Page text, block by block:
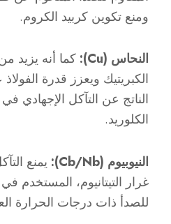
ومنع تكوين كربيد الكروم.
النحاس (Cu):
كما أنه يزيد
الكبريتيك ويعزز قدرة
الناتج عن التآكل الإجهادي
الكلوريد.
النيوبيوم (Cb/Nb):
يمنع
غرار التيتانيوم، المستخدم
للصدأ ذات درجات الحرارة